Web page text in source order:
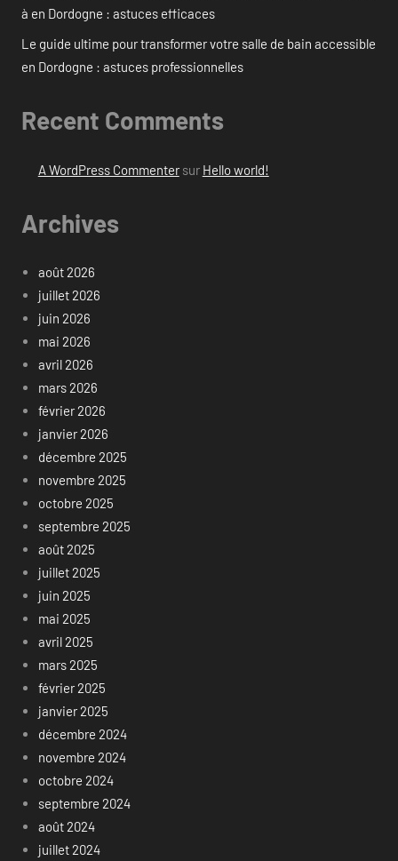
à en Dordogne : astuces efficaces
Le guide ultime pour transformer votre salle de bain accessible
en Dordogne : astuces professionnelles
Recent Comments
A WordPress Commentersur Hello world!
Archives
août 2026
juillet 2026
juin 2026
mai 2026
avril 2026
mars 2026
février 2026
janvier 2026
décembre 2025
novembre 2025
octobre 2025
septembre 2025
août 2025
juillet 2025
juin 2025
mai 2025
avril 2025
mars 2025
février 2025
janvier 2025
décembre 2024
novembre 2024
octobre 2024
septembre 2024
août 2024
juillet 2024